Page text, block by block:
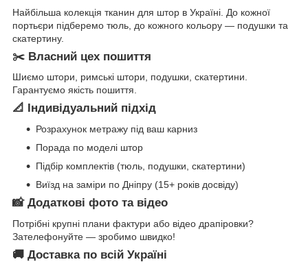
Найбільша колекція тканин для штор в Україні. До кожної
портьєри підберемо тюль, до кожного кольору — подушки та
скатертину.
✂️ Власний цех пошиття
Шиємо штори, римські штори, подушки, скатертини.
Гарантуємо якість пошиття.
📐 Індивідуальний підхід
Розрахунок метражу під ваш карниз
Порада по моделі штор
Підбір комплектів (тюль, подушки, скатертини)
Виїзд на заміри по Дніпру (15+ років досвіду)
📸 Додаткові фото та відео
Потрібні крупні плани фактури або відео драпіровки?
Зателефонуйте — зробимо швидко!
🚚 Доставка по всій Україні